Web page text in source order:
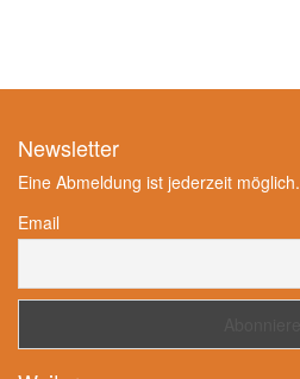
Newsletter
Eine Abmeldung ist jederzeit möglich.
Email